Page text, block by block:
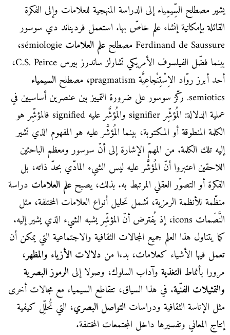
يشير مصطلح السِّيمِياء إلى الدراسة المنهجية للعلامات وإلى الفكرة
القائلة بإمكانية إنشاء علم خاصّ بها. استعمل فرديناند دي سوسور
Ferdinand de Saussure مصطلح
علم العلامات
sémiologie،
بينما فضّل الفيلسوف الأمريكي تشارلز ساندرز بيرس C.S. Peirce،
أحد أبرز روّاد الاِسْتِنْجاعِيَّة pragmatism، مصطلح
السيمياء
semiotics. ركّز سوسور على ضرورة التمييز بين عنصرين أساسيين في
عملية الدلالة: المُؤشِّر signifier والمُؤشَّر عليه signified فالمؤشِّر هو
الكلمة المنطوقة أو المكتوبة، بينما المُؤشَّر عليه هو المفهوم الذي تشير
إليه تلك الكلمة. من المهمّ الإشارة إلى أنّ سوسور ومعظم الباحثين
اللاحقين اعتبروا أنّ المُؤشَّر عليه ليس الشيء المادّي بحدّ ذاته، بل
الفكرة أو التصوّر العقلي المرتبط به. بذلك، يصبحعلم العلامات دراسة
منظّمة للأنظمة الرمزية، تشمل تحليل أنواع العلامات المختلفة، مثل
النَّصَمات icons، إذ يُفترض أنّ المؤشِّر يشبه الشيء الذي يشير إليه.
كما يتناول هذا العلم جميع المجالات الثقافية والاجتماعية التي يمكن أن
تعمل فيها الأشياء كعلامات، بدءا من دلالات الأزياء والمظهر،
مرورا بأنماط التغذيةوآداب السلوك، وصولا إلى الرموز البصرية
والتمثيلات الفنّية. في هذا السياق، تتقاطع السيمياء مع مجالات أخرى
مثل الإناسة الثقافية ودراسات التواصل البصري، التي تُحلِّل كيفية
إنتاج المعاني وتفسيرها داخل المجتمعات المختلفة.